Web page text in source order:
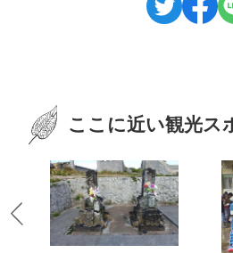
ここに近い観光ス